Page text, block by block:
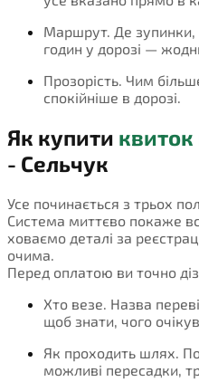
Маршрут. Де зупинки,
годин у дорозі —
Прозорість. Чим
спокійніше в дорозі.
Як купити квиток
- Сельчук
Усе починається з трьох
Система миттєво покаже
ховаємо деталі за
очима.
Перед оплатою ви точно
Хто везе. Назва
щоб знати, чого
Як проходить шлях.
можливі пересадки,